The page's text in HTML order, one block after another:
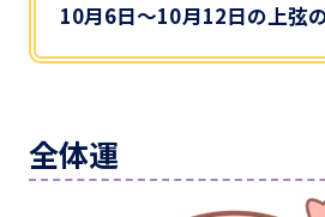
10月6日～10月12日の上弦
全体運